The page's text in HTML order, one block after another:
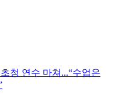
청 연수 마쳐...“수업은